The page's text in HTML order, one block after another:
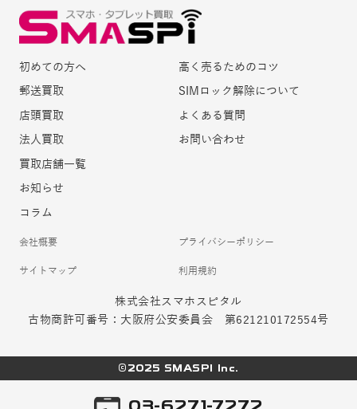
初めての方へ
郵送買取
店頭買取
法人買取
買取店舗一覧
お知らせ
コラム
高く売るためのコツ
SIMロック解除について
よくある質問
お問い合わせ
会社概要 プライバシーポリシー
サイトマップ 利用規約
株式会社スマホスピタル
古物商許可番号：大阪府公安委員会 第621210172554号
©2025 SMASPI Inc.